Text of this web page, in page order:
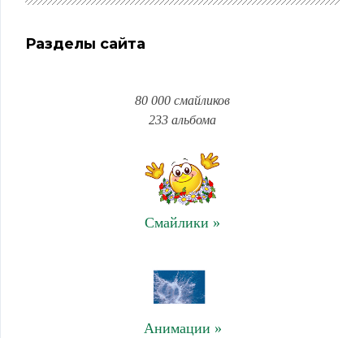
Разделы сайта
80 000 смайликов
233 альбома
Смайлики »
Анимации »